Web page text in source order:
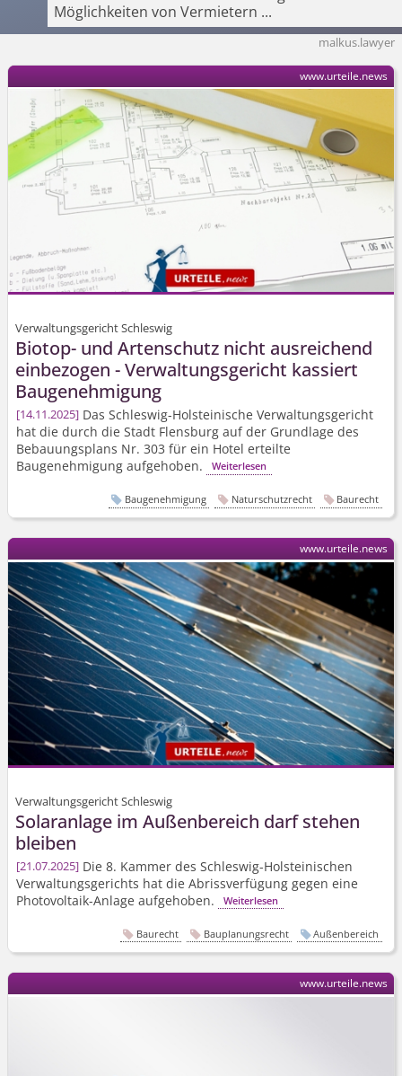
Möglichkeiten von Vermietern ...
malkus.lawyer
Verwaltungsgericht Schleswig
Biotop- und Artenschutz nicht ausreichend
einbezogen - Verwaltungsgericht kassiert
Baugenehmigung
14.11.2025 Das Schleswig-Holsteinische Verwaltungsgericht
hat die durch die Stadt Flensburg auf der Grundlage des
Bebauungsplans Nr. 303 für ein Hotel erteilte
Baugenehmigung aufgehoben.
Weiterlesen
www.urteile.news
Baugenehmigung Naturschutzrecht Baurecht
Verwaltungsgericht Schleswig
Solaranlage im Außenbereich darf stehen
bleiben
21.07.2025 Die 8. Kammer des Schleswig-Holsteinischen
Verwaltungsgerichts hat die Abrissverfügung gegen eine
Photovoltaik-Anlage aufgehoben.
Weiterlesen
www.urteile.news
Baurecht Bauplanungsrecht Außenbereich
www.urteile.news